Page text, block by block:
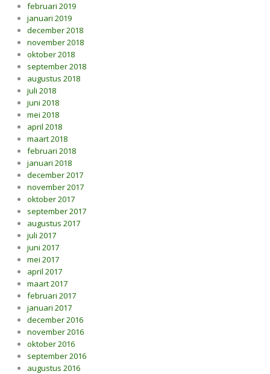
februari 2019
januari 2019
december 2018
november 2018
oktober 2018
september 2018
augustus 2018
juli 2018
juni 2018
mei 2018
april 2018
maart 2018
februari 2018
januari 2018
december 2017
november 2017
oktober 2017
september 2017
augustus 2017
juli 2017
juni 2017
mei 2017
april 2017
maart 2017
februari 2017
januari 2017
december 2016
november 2016
oktober 2016
september 2016
augustus 2016